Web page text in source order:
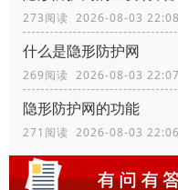
273阅读 2026-08-03
什么是隐形防护网
269阅读 2026-08-03
隐形防护网的功能
271阅读 2026-08-03